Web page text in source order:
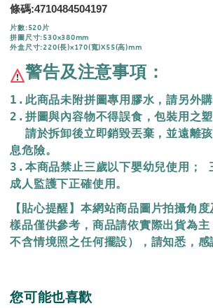
條碼:4710484504197
片數:520片
拼圖尺寸:530x380mm
外盒尺寸:220(長)x170(寬)X55(高)mm
警告及注意事項：
1.此商品未附拼圖專用膠水，請另外購
2.拼圖與內容物不得誤食，包裝用之塑
  請於拆卸後立即銷毀丟棄，
並遠離
息危險。
3.本商品禁止三歲以下嬰幼兒使用；
成人監護下正確使用。
【貼心提醒】本網站商品圖片拍攝角
樣品僅供參考，商品請依實際出貨為
不含情境照之任何擺設），請知悉，感
您可能也喜歡